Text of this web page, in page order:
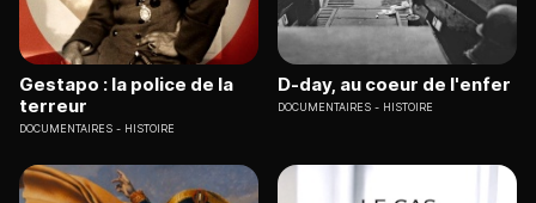
Gestapo : la police de la
terreur
DOCUMENTAIRES HISTOIRE
D-day, au coeur de l'enfer
DOCUMENTAIRES HISTOIRE